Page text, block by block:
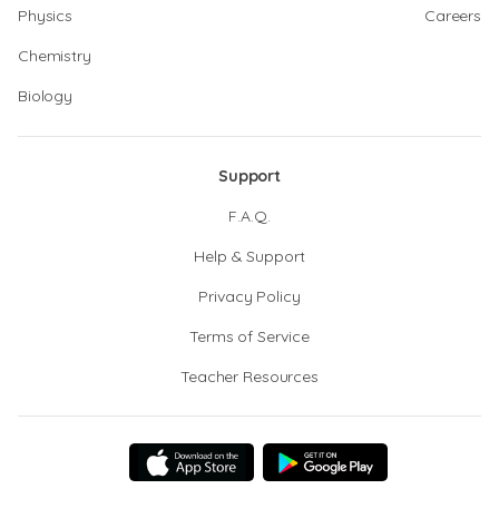
Physics
Chemistry
Biology
Careers
Support
F.A.Q.
Help & Support
Privacy Policy
Terms of Service
Teacher Resources